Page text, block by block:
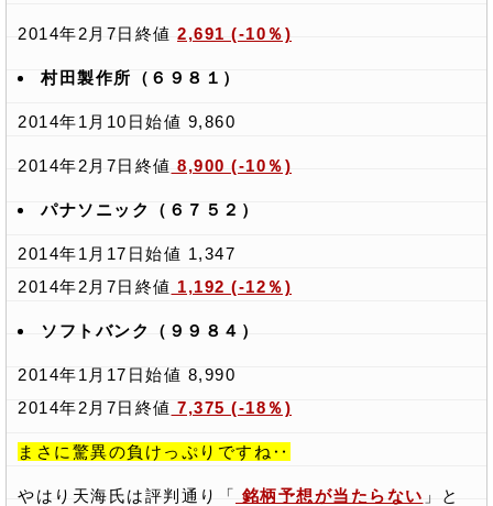
2014年2月7日終値 2,691 (-10％)
村田製作所（６９８１）
2014年1月10日始値 9,860
2014年2月7日終値 8,900 (-10％)
パナソニック（６７５２）
2014年1月17日始値 1,347
2014年2月7日終値 1,192 (-12％)
ソフトバンク（９９８４）
2014年1月17日始値 8,990
2014年2月7日終値 7,375 (-18％)
まさに驚異の負けっぷりですね‥
やはり天海氏は評判通り「 銘柄予想が当たらない 」と